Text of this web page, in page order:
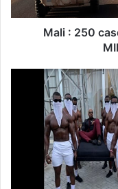
Mali : 250